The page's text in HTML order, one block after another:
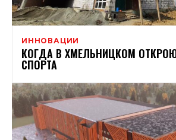
ИННОВАЦИИ
КОГДА В ХМЕЛЬНИЦКОМ
СПОРТА